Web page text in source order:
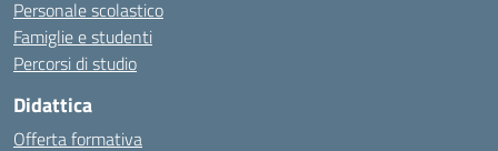
Personale scolastico
Famiglie e studenti
Percorsi di studio
Didattica
Offerta formativa